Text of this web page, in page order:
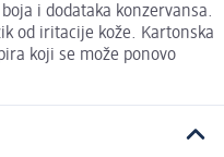
i dodataka konzervansa.
od iritacije kože. Kartonska
koji se može ponovo